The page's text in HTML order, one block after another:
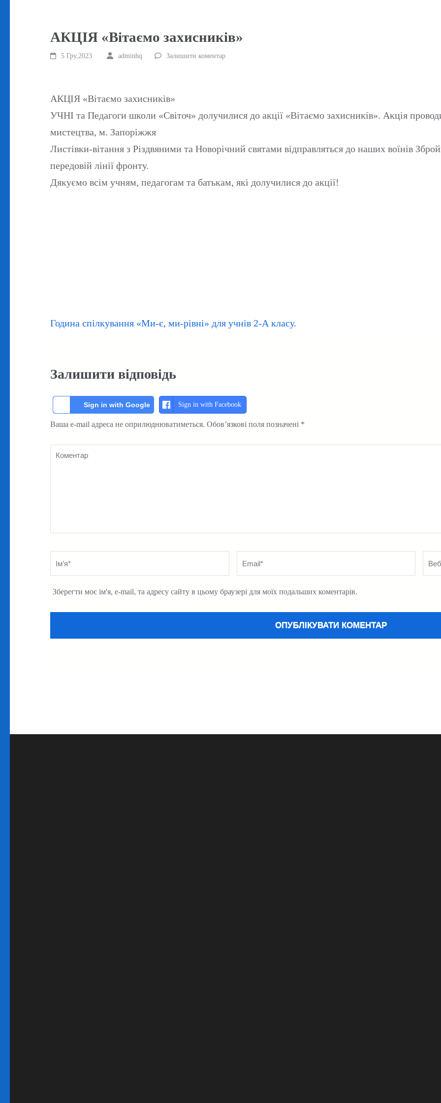
АКЦІЯ «Вітаємо захисників»
5 Гру,2023 adminhq Залишити коментар
АКЦІЯ «Вітаємо захисників»
УЧНІ та Педагоги школи «Світоч» долучилися до акції «Вітаємо захисників». Акція
мистецтва, м. Запоріжжя
Листівки-вітання з Різдвяними та Новорічний святами відправляться до наших воїнів
передовій лінії фронту.
Дякуємо всім учням, педагогам та батькам, які долучилися до акції!
Навігація
Година спілкування «Ми-є, ми-рівні» для учнів 2-А класу.
Залишити відповідь
Sign in with Google Sign in with Facebook
Ваша e-mail адреса не оприлюднюватиметься. Обов’язкові поля позначені *
Коментар
Зберегти моє ім'я, e-mail, та адресу сайту в цьому браузері для моїх подальших коментарів.